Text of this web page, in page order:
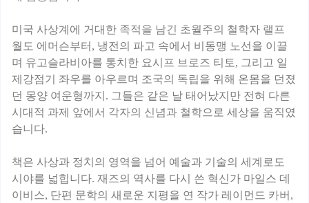
미국 사상계에 거대한 족적을 남긴 초월주의 철학자 랠프
월도 에머슨부터, 냉전의 파고 속에서 비동맹 노선을 이끌
며 유고슬라비아를 통치한 요시프 브로즈 티토, 그리고 일
제강점기 좌우를 아우르며 조국의 독립을 위해 온몸을 던졌
던 몽양 여운형까지. 그들은 같은 날 태어났지만 전혀 다른
시대적 과제 앞에서 각자의 신념과 철학으로 세상을 움직였
습니다.
책은 사상과 정치의 영역을 넘어 예술과 기술의 세계로도
시야를 넓힙니다. 재즈의 역사를 다시 쓴 혁신가 마일스 데
이비스, 단편 문학의 새로운 지평을 연 작가 레이먼드 카버,